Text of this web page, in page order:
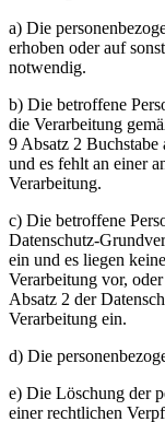
a) Die
erhoben oder auf
notwendig.
b) Die betroffene
die Verarbeitung
9 Absatz 2 Buchstabe
und es fehlt an einer
Verarbeitung.
c) Die betroffene
Datenschutz-
ein und es liegen
Verarbeitung vor,
Absatz 2 der
Verarbeitung ein.
d) Die
e) Die Löschung der
einer rechtlichen